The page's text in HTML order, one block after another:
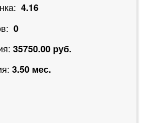
4.16
0
35750.00 руб.
3.50 мес.